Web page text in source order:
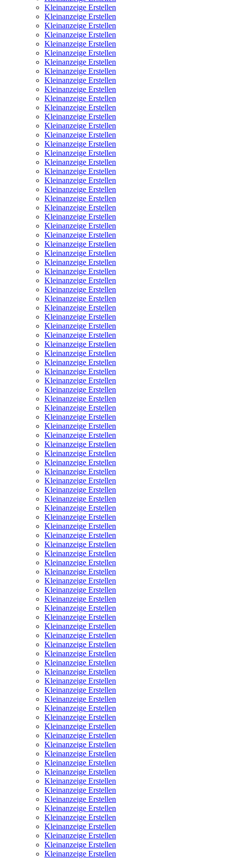
Kleinanzeige Erstellen
Kleinanzeige Erstellen
Kleinanzeige Erstellen
Kleinanzeige Erstellen
Kleinanzeige Erstellen
Kleinanzeige Erstellen
Kleinanzeige Erstellen
Kleinanzeige Erstellen
Kleinanzeige Erstellen
Kleinanzeige Erstellen
Kleinanzeige Erstellen
Kleinanzeige Erstellen
Kleinanzeige Erstellen
Kleinanzeige Erstellen
Kleinanzeige Erstellen
Kleinanzeige Erstellen
Kleinanzeige Erstellen
Kleinanzeige Erstellen
Kleinanzeige Erstellen
Kleinanzeige Erstellen
Kleinanzeige Erstellen
Kleinanzeige Erstellen
Kleinanzeige Erstellen
Kleinanzeige Erstellen
Kleinanzeige Erstellen
Kleinanzeige Erstellen
Kleinanzeige Erstellen
Kleinanzeige Erstellen
Kleinanzeige Erstellen
Kleinanzeige Erstellen
Kleinanzeige Erstellen
Kleinanzeige Erstellen
Kleinanzeige Erstellen
Kleinanzeige Erstellen
Kleinanzeige Erstellen
Kleinanzeige Erstellen
Kleinanzeige Erstellen
Kleinanzeige Erstellen
Kleinanzeige Erstellen
Kleinanzeige Erstellen
Kleinanzeige Erstellen
Kleinanzeige Erstellen
Kleinanzeige Erstellen
Kleinanzeige Erstellen
Kleinanzeige Erstellen
Kleinanzeige Erstellen
Kleinanzeige Erstellen
Kleinanzeige Erstellen
Kleinanzeige Erstellen
Kleinanzeige Erstellen
Kleinanzeige Erstellen
Kleinanzeige Erstellen
Kleinanzeige Erstellen
Kleinanzeige Erstellen
Kleinanzeige Erstellen
Kleinanzeige Erstellen
Kleinanzeige Erstellen
Kleinanzeige Erstellen
Kleinanzeige Erstellen
Kleinanzeige Erstellen
Kleinanzeige Erstellen
Kleinanzeige Erstellen
Kleinanzeige Erstellen
Kleinanzeige Erstellen
Kleinanzeige Erstellen
Kleinanzeige Erstellen
Kleinanzeige Erstellen
Kleinanzeige Erstellen
Kleinanzeige Erstellen
Kleinanzeige Erstellen
Kleinanzeige Erstellen
Kleinanzeige Erstellen
Kleinanzeige Erstellen
Kleinanzeige Erstellen
Kleinanzeige Erstellen
Kleinanzeige Erstellen
Kleinanzeige Erstellen
Kleinanzeige Erstellen
Kleinanzeige Erstellen
Kleinanzeige Erstellen
Kleinanzeige Erstellen
Kleinanzeige Erstellen
Kleinanzeige Erstellen
Kleinanzeige Erstellen
Kleinanzeige Erstellen
Kleinanzeige Erstellen
Kleinanzeige Erstellen
Kleinanzeige Erstellen
Kleinanzeige Erstellen
Kleinanzeige Erstellen
Kleinanzeige Erstellen
Kleinanzeige Erstellen
Kleinanzeige Erstellen
Kleinanzeige Erstellen